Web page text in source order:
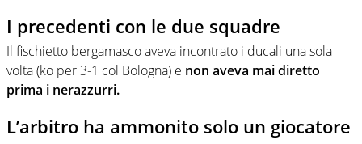
I precedenti con le due squadre
Il fischietto bergamasco aveva incontrato i ducali una sola
volta (ko per 3-1 col Bologna) e non aveva mai diretto
prima i nerazzurri.
L’arbitro ha ammonito solo un giocatore